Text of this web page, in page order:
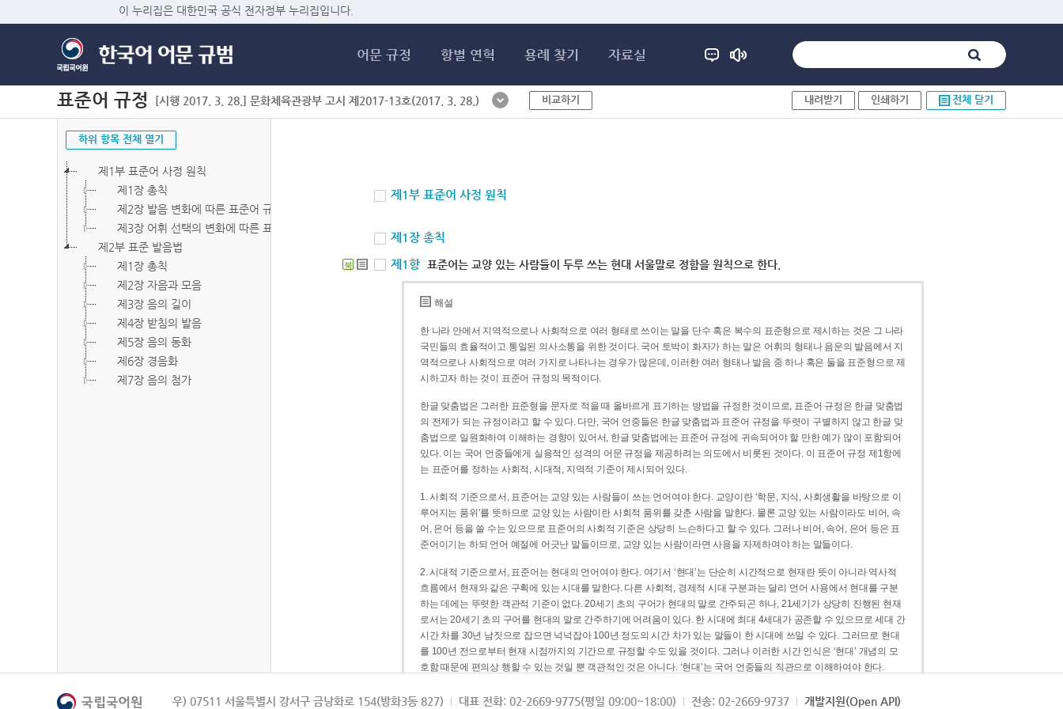
이 누리집은 대한민국 공식 전자정부 누리집입니다.
어문 규정 항별 연혁 용례 찾기 자료실
표준어 규정 [시행 2017. 3. 28.] 문화체육관광부 고시 제2017-13호(2017. 3. 28.) 비교하기 내려받기 인쇄하기 전체 닫기
하위 항목 전체 열기
제1부 표준어 사정 원칙
제1장 총칙
제2장 발음 변화에 따른 표준어 규정
제3장 어휘 선택의 변화에 따른 표준어 규정
제2부 표준 발음법
제1장 총칙
제2장 자음과 모음
제3장 음의 길이
제4장 받침의 발음
제5장 음의 동화
제6장 경음화
제7장 음의 첨가
제1부 표준어 사정 원칙
제1장 총칙
북 제1항 표준어는 교양 있는 사람들이 두루 쓰는 현대 서울말로 정함을 원칙으로 한다.
해설
한 나라 안에서 지역적으로나 사회적으로 여러 형태로 쓰이는 말을 단수 혹은 복수의 표준형으로 제시하는 것은 그 나라
국민들의 효율적이고 통일된 의사소통을 위한 것이다. 국어 토박이 화자가 하는 말은 어휘의 형태나 음운의 발음에서 지
역적으로나 사회적으로 여러 가지로 나타나는 경우가 많은데, 이러한 여러 형태나 발음 중 하나 혹은 둘을 표준형으로 제
시하고자 하는 것이 표준어 규정의 목적이다.
한글 맞춤법은 그러한 표준형을 문자로 적을 때 올바르게 표기하는 방법을 규정한 것이므로, 표준어 규정은 한글 맞춤법
의 전제가 되는 규정이라고 할 수 있다. 다만, 국어 언중들은 한글 맞춤법과 표준어 규정을 뚜렷이 구별하지 않고 한글 맞
춤법으로 일원화하여 이해하는 경향이 있어서, 한글 맞춤법에는 표준어 규정에 귀속되어야 할 만한 예가 많이 포함되어
있다. 이는 국어 언중들에게 실용적인 성격의 어문 규정을 제공하려는 의도에서 비롯된 것이다. 이 표준어 규정 제1항에
는 표준어를 정하는 사회적, 시대적, 지역적 기준이 제시되어 있다.
1. 사회적 기준으로서, 표준어는 교양 있는 사람들이 쓰는 언어여야 한다. 교양이란 ‘학문, 지식, 사회생활을 바탕으로 이
루어지는 품위’를 뜻하므로 교양 있는 사람이란 사회적 품위를 갖춘 사람을 말한다. 물론 교양 있는 사람이라도 비어, 속
어, 은어 등을 쓸 수는 있으므로 표준어의 사회적 기준은 상당히 느슨하다고 할 수 있다. 그러나 비어, 속어, 은어 등은 표
준어이기는 하되 언어 예절에 어긋난 말들이므로, 교양 있는 사람이라면 사용을 자제하여야 하는 말들이다.
2. 시대적 기준으로서, 표준어는 현대의 언어여야 한다. 여기서 ‘현대’는 단순히 시간적으로 현재란 뜻이 아니라 역사적
흐름에서 현재와 같은 구획에 있는 시대를 말한다. 다른 사회적, 경제적 시대 구분과는 달리 언어 사용에서 현대를 구분
하는 데에는 뚜렷한 객관적 기준이 없다. 20세기 초의 구어가 현대의 말로 간주되곤 하나, 21세기가 상당히 진행된 현재
로서는 20세기 초의 구어를 현대의 말로 간주하기에 어려움이 있다. 한 시대에 최대 4세대가 공존할 수 있으므로 세대 간
시간 차를 30년 남짓으로 잡으면 넉넉잡아 100년 정도의 시간 차가 있는 말들이 한 시대에 쓰일 수 있다. 그러므로 현대
를 100년 전으로부터 현재 시점까지의 기간으로 규정할 수도 있을 것이다. 그러나 이러한 시간 인식은 ‘현대’ 개념의 모
호함 때문에 편의상 행할 수 있는 것일 뿐 객관적인 것은 아니다. ‘현대’는 국어 언중들의 직관으로 이해하여야 한다.
3. 지역적 기준으로서, 표준어는 서울말이어야 한다. 이는 표준어의 공용어적 성격을 가장 크게 드러내 주는 기준이다.
우) 07511 서울특별시 강서구 금낭화로 154(방화3동 827) 대표 전화: 02-2669-9775(평일 09:00~18:00) 전송: 02-2669-9737 개발지원(Open API)